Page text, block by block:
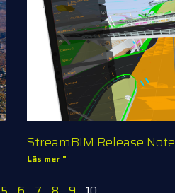
StreamBIM Release
Läs mer "